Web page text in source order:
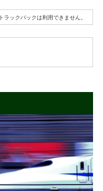
トラックバックは利用できません。